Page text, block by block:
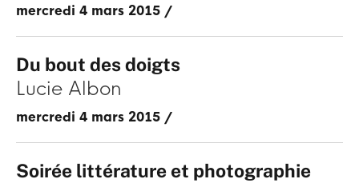
mercredi 4 mars 2015 /
Du bout des doigts
Lucie Albon
mercredi 4 mars 2015 /
Soirée littérature et photographie